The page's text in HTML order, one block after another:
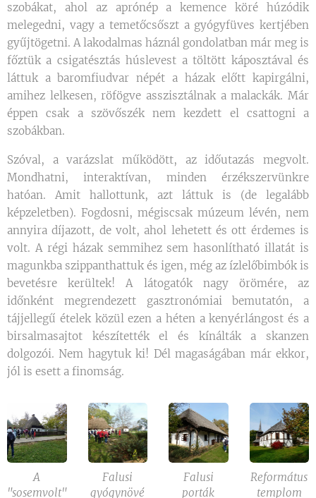
szobákat, ahol az aprónép a kemence köré húzódik
melegedni, vagy a temetőcsőszt a gyógyfüves kertjében
gyűjtögetni. A lakodalmas háznál gondolatban már meg is
főztük a csigatésztás húslevest a töltött káposztával és
láttuk a baromfiudvar népét a házak előtt kapirgálni,
amihez lelkesen, röfögve asszisztálnak a malackák. Már
éppen csak a szövőszék nem kezdett el csattogni a
szobákban.
Szóval, a varázslat működött, az időutazás megvolt.
Mondhatni, interaktívan, minden érzékszervünkre
hatóan. Amit hallottunk, azt láttuk is (de legalább
képzeletben). Fogdosni, mégiscsak múzeum lévén, nem
annyira díjazott, de volt, ahol lehetett és ott érdemes is
volt. A régi házak semmihez sem hasonlítható illatát is
magunkba szippanthattuk és igen, még az ízlelőbimbók is
bevetésre kerültek! A látogatók nagy örömére, az
időnként megrendezett gasztronómiai bemutatón, a
tájjellegű ételek közül ezen a héten a kenyérlángost és a
birsalmasajtot készítették el és kínálták a skanzen
dolgozói. Nem hagytuk ki! Dél magaságában már ekkor,
jól is esett a finomság.
A
"sosemvolt"
Falusi
gyógynövé
Falusi
porták
Református
templom